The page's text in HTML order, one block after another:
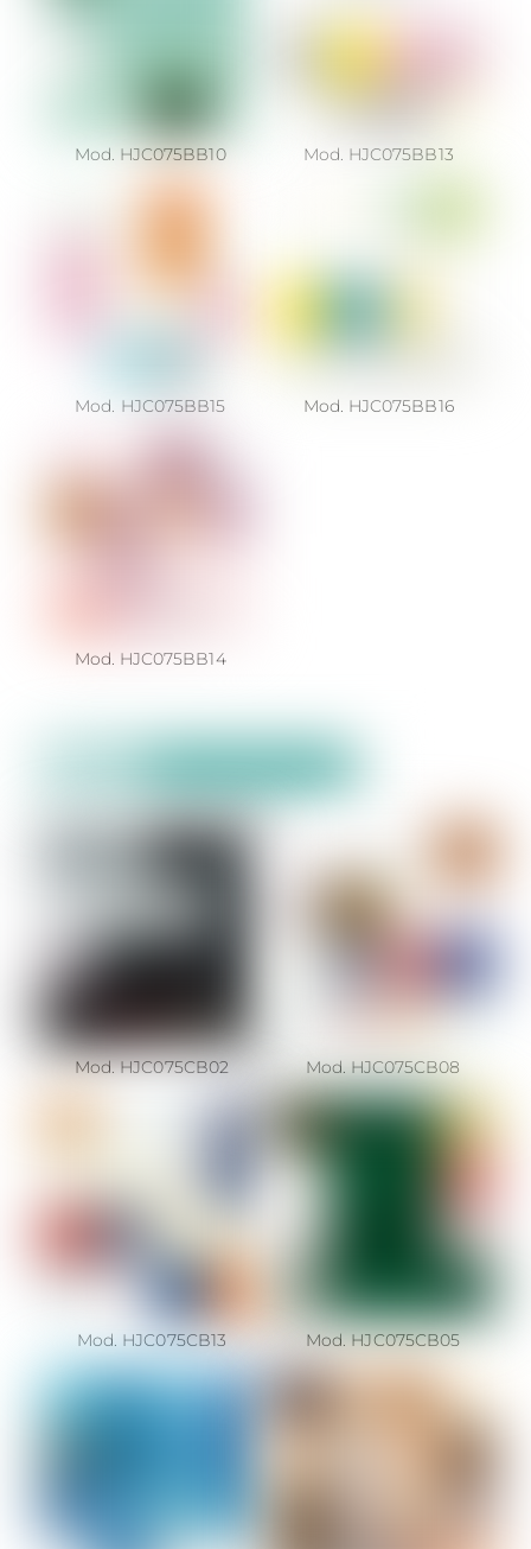
Mod. HJC075BB10 Mod. HJC075BB13
Mod. HJC075BB15 Mod. HJC075BB16
Mod. HJC075BB14
Mod. HJC075CB02 Mod. HJC075CB08
Mod. HJC075CB13 Mod. HJC075CB05